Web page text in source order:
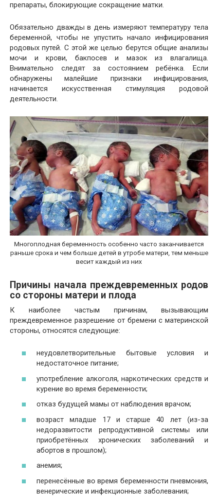
препараты, блокирующие сокращение матки.
Обязательно дважды в день измеряют температуру тела
беременной, чтобы не упустить начало инфицирования
родовых путей. С этой же целью берутся общие анализы
мочи и крови, бакпосев и мазок из влагалища.
Внимательно следят за состоянием ребёнка. Если
обнаружены малейшие признаки инфицирования,
начинается искусственная стимуляция родовой
деятельности.
Многоплодная беременность особенно часто заканчивается
раньше срока и чем больше детей в утробе матери, тем меньше
весит каждый из них
Причины начала преждевременных родов
со стороны матери и плода
К наиболее частым причинам, вызывающим
преждевременное разрешение от бремени с материнской
стороны, относятся следующие:
неудовлетворительные бытовые условия и
недостаточное питание;
употребление алкоголя, наркотических средств и
курение во время беременности;
отказ будущей мамы от наблюдения врачом;
возраст младше 17 и старше 40 лет (из-за
недоразвитости репродуктивной системы или
приобретённых хронических заболеваний и
абортов в прошлом);
анемия;
перенесённые во время беременности пневмония,
венерические и инфекционные заболевания;